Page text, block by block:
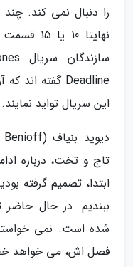
را دنبال نمی کند.
نهایتا
این سریال تواید نمایند.
تاج و تخت، درباره
شده است. نمی
فصل اش، می خواهد